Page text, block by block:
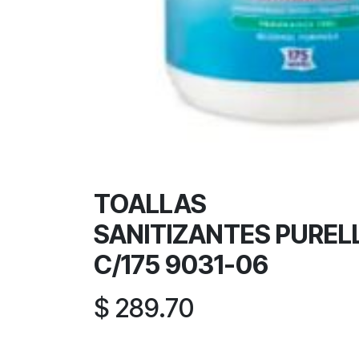
TOALLAS
SANITIZANTES
C/175 9031-06
$ 289.70